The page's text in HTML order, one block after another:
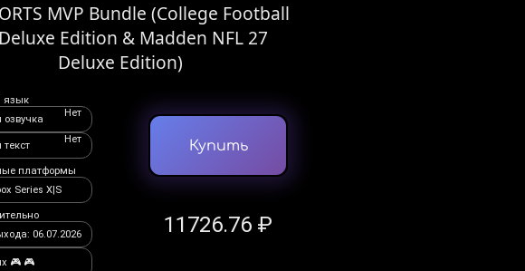
MVP Bundle (College Football
Edition & Madden NFL 27
Deluxe Edition)
язык
озвучка
Нет
текст
Нет
платформы
Series X|S
06.07.2026
🎮 🎮
Купить
11726.76 ₽